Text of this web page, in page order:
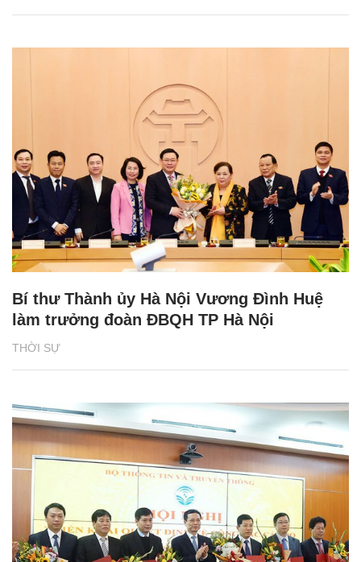
THỜI SỰ
Bí thư Thành ủy Hà Nội Vương Đình Huệ
làm trưởng đoàn ĐBQH TP Hà Nội